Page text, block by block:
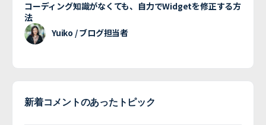
コーディング知識がなくても、自力でWidgetを修正する方
法
Yuiko / ブログ担当者
新着コメントのあったトピック